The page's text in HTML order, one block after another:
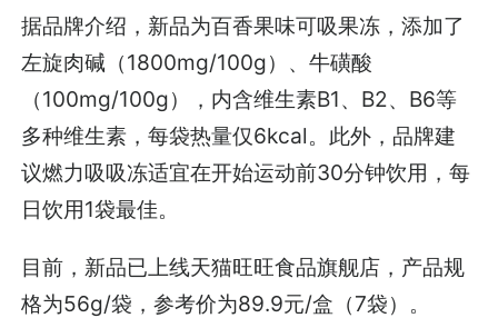
据品牌介绍，新品为百香果味可吸果冻，添加了
左旋肉碱（1800mg/100g）、牛磺酸
（100mg/100g），内含维生素B1、B2、B6等
多种维生素，每袋热量仅6kcal。此外，品牌建
议燃力吸吸冻适宜在开始运动前30分钟饮用，每
日饮用1袋最佳。
目前，新品已上线天猫旺旺食品旗舰店，产品规
格为56g/袋，参考价为89.9元/盒（7袋）。